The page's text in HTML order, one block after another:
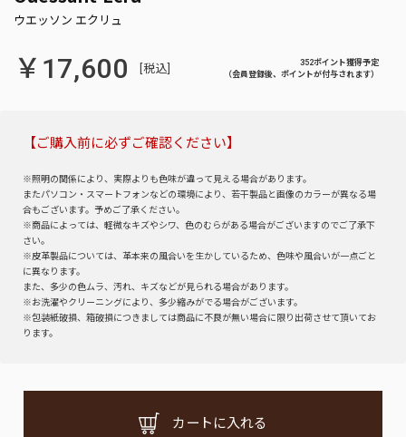
￥17,600 [税込]
352ポイント獲得予定
（会員登録後、ポイントが付与されます）
【ご購入前に必ずご確認ください】
※照明の関係により、実際よりも色味が違って見える場合があります。
またパソコン・スマートフォンなどの環境により、若干製品と画像のカラーが異なる場
合もございます。予めご了承ください。
※商品によっては、軽微なキズやシワ、色のむらがある場合がございますのでご了承下
さい。
※皮革製品については、革本来の風合いを生かしているため、色味や風合いが一点ごと
に異なります。
また、多少の色ムラ、汚れ、キズなどが見られる場合があります。
※お洗濯やクリーニングにより、多少縮みがでる場合がございます。
※包装紙破損、箱破損につきましては商品に不良が無い場合に限り出荷させて頂いてお
ります。
カートに入れる